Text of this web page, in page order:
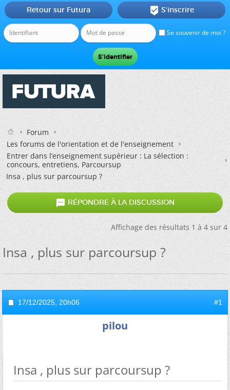
Se souvenir de moi ?
Retour sur Futura  S'inscrire
Forum
Les forums de l'orientation et de l'enseignement
Entrer dans l’enseignement supérieur : La sélection :
concours, entretiens, Parcoursup
Insa , plus sur parcoursup ?
 RÉPONDRE À LA DISCUSSION
Affichage des résultats 1 à 4 sur 4
Insa , plus sur parcoursup ?
17/12/2025, 20h06 #1
pilou
Insa , plus sur parcoursup ?